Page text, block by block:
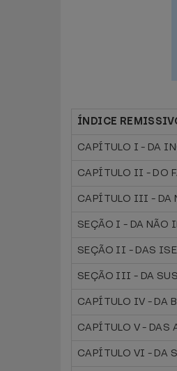
ÍNDICE
CAPÍTULO I - DA
CAPÍTULO II - DO
CAPÍTULO III - DA
SEÇÃO I - DA NÃO
SEÇÃO II - DAS
SEÇÃO III - DA
CAPÍTULO IV - DA
CAPÍTULO V - DAS
CAPÍTULO VI - DA